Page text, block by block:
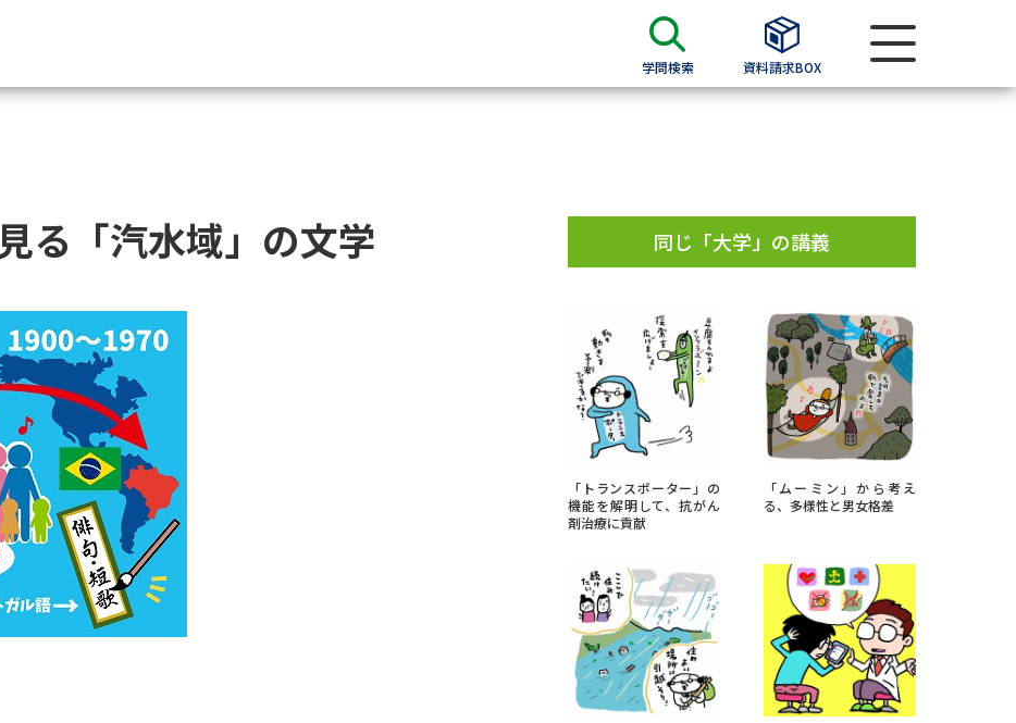
学問検索 資料請求BOX
大学・短大の資料種類から請求
大学パンフ
学部・学科パンフ
過去問題集
留学・進学関連、塾・予備校
大学入学共通テスト「受験上の配慮案内」の請求
高等学校卒業程度認定試験
小学校教員資格認定試験
大学検索
る「汽水域」の文学 同じ「大学」の講義
「トランスポーター」の
機能を解明して、抗がん
剤治療に貢献
「ムーミン」から考え
る、多様性と男女格差